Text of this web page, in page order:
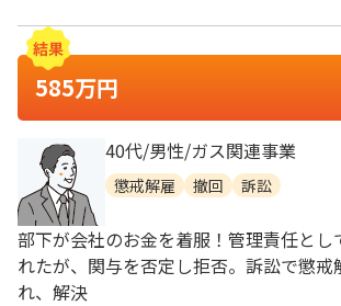
585万円
40代/男性/ガス関連事業
懲戒解雇 撤回 訴訟
部下が会社のお金を着服！管理責任とし
れたが、関与を否定し拒否。訴訟で懲戒
れ、解決